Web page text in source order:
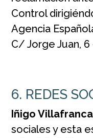
Control
Agencia
C/ Jorge Juan, 6
6. REDES
Iñigo
sociales y esta